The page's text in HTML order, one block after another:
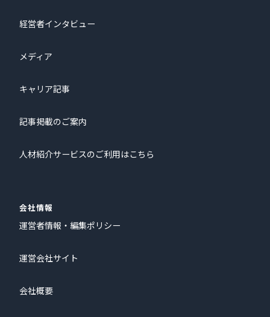
経営者インタビュー
メディア
キャリア記事
記事掲載のご案内
人材紹介サービスのご利用はこちら
会社情報
運営者情報・編集ポリシー
運営会社サイト
会社概要